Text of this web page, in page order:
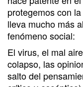
protegemos con
lleva mucho más
fenómeno social:
El virus, el mal
colapso, las
salto del